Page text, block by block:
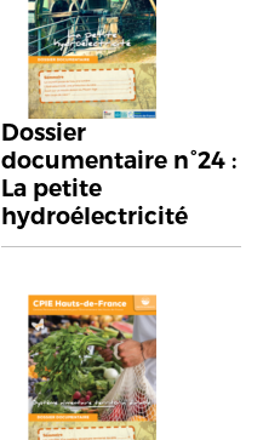
Dossier
documentaire n°24 :
La petite
hydroélectricité